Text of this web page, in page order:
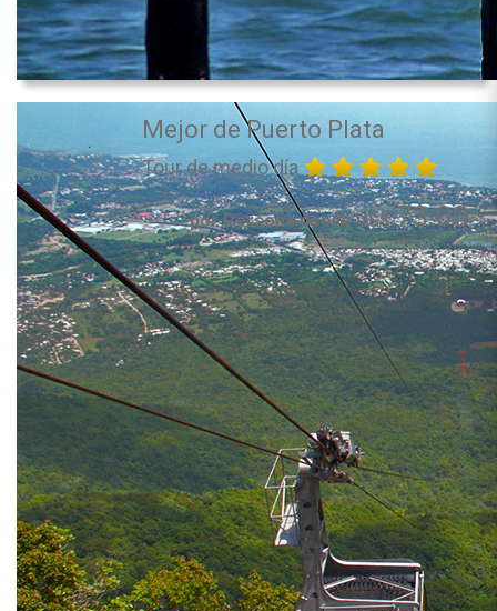
Mejor de Puerto Plata
Tour de medio día
por Persona desde US$73.00